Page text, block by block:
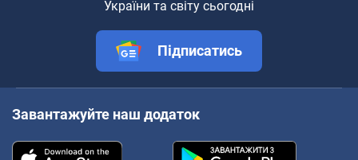
України та світу сьогодні
Підписатись
Завантажуйте наш додаток